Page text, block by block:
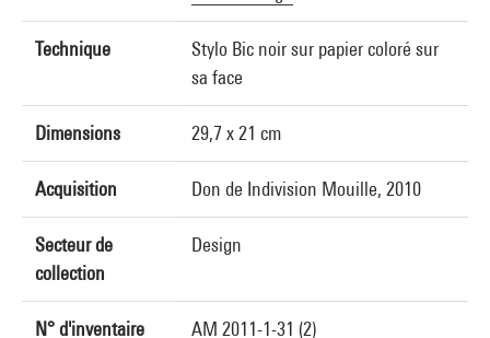
Technique
Stylo Bic noir sur papier coloré sur
sa face
Dimensions 29,7 x 21 cm
Acquisition Don de Indivision Mouille, 2010
Secteur de
collection
Design
N° d'inventaire AM 2011-1-31 (2)